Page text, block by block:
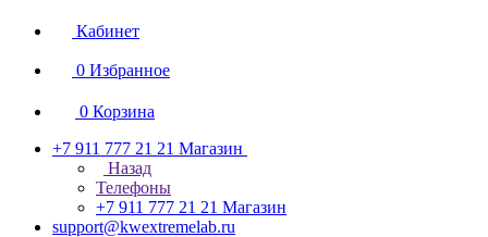
Кабинет
0 Избранное
0 Корзина
+7 911 777 21 21 Магазин
Назад
Телефоны
+7 911 777 21 21 Магазин
support@kwextremelab.ru